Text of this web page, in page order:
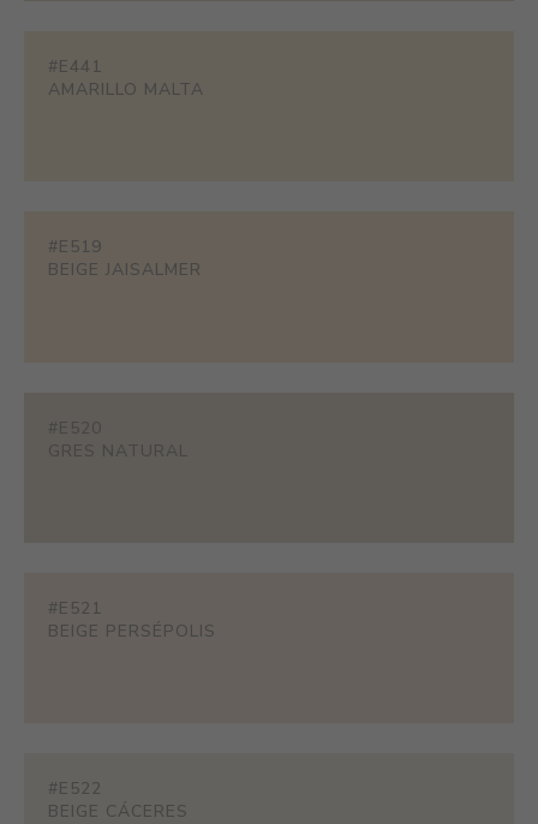
#E441
AMARILLO MALTA
#E519
BEIGE JAISALMER
#E520
GRES NATURAL
#E521
BEIGE PERSÉPOLIS
#E522
BEIGE CÁCERES